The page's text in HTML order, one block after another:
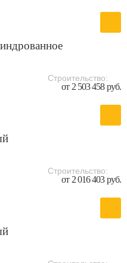
Строительство:
от 2 503 458 руб.
Строительство:
от 2 016 403 руб.